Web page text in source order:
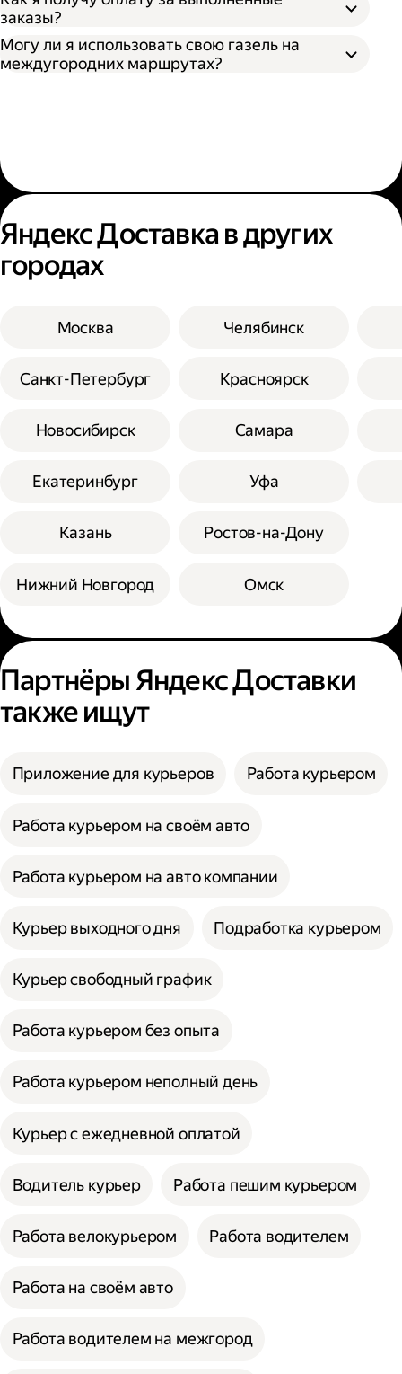
заказы?
Могу ли я использовать свою газель на
междугородних маршрутах?
Яндекс Доставка в других
городах
Москва
Санкт-Петербург
Новосибирск
Екатеринбург
Казань
Нижний Новгород
Челябинск
Красноярск
Самара
Уфа
Ростов-на-Дону
Омск
Партнёры Яндекс Доставки
также ищут
Приложение для курьеров Работа курьером
Работа курьером на своём авто
Работа курьером на авто компании
Курьер выходного дня Подработка курьером
Курьер свободный график
Работа курьером без опыта
Работа курьером неполный день
Курьер с ежедневной оплатой
Водитель курьер Работа пешим курьером
Работа велокурьером Работа водителем
Работа на своём авто
Работа водителем на межгород